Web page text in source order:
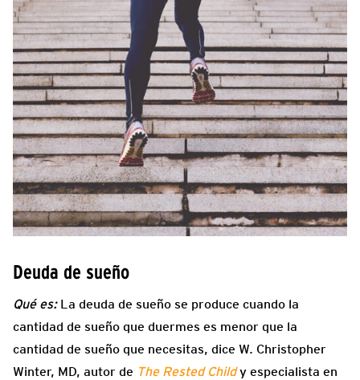
Deuda de sueño
Qué es: La deuda de sueño se produce cuando la
cantidad de sueño que duermes es menor que la
cantidad de sueño que necesitas, dice W. Christopher
Winter, MD, autor de The Rested Childy especialista en